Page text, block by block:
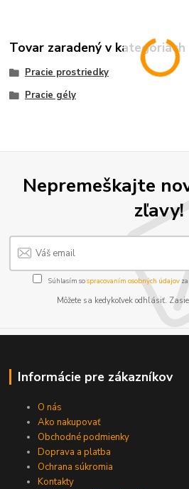
Tovar zaradený v kategóriách
Pracie prostriedky
Pracie gély
Nepremeškajte
zľavy!
Súhlasím sospracovaním osobných údajov
Môžete sa kedykoľvek odhlásiť.
Informácie pre zákazníkov
O nás
Ako nakupovať
Obchodné podmienky
Doprava a platba
Ochrana súkromia
Kontakty